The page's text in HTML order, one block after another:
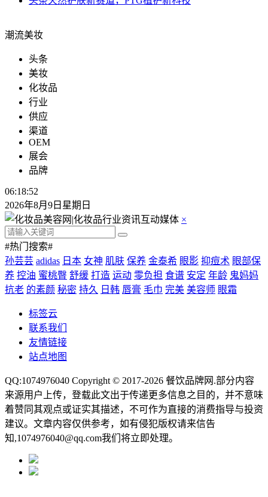
潮流美妆
头条
美妆
化妆品
行业
供应
渠道
OEM
展会
品牌
06:18:52
2026年8月9日星期日
×
#热门搜索#
孙芸芸 adidas 日本 女神 肌肤 保养 金泰希 眼影 抑痘术 眼部保
养 控油 蜜桃臀 舒缓 打造 运动 零负担 食谱 安定 年龄 鬼妈妈
抗老 的素颜 秘密 持久 日韩 唇膏 毛巾 完美 美容师 眼霜
标签云
联系我们
友情链接
站点地图
QQ:1074976040 Copyright © 2017-2026 餐饮品牌网 .部分内容
来源用户上传，登载此文出于传递更多信息之目的，并不意味
着赞同其观点或证实其描述，不可作为直接的消费指导与投资
建议。文章内容仅供参考，如有侵犯版权请来信告
知,1074976040@qq.com我们将立即处理。